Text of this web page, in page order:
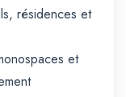
résidences et
et